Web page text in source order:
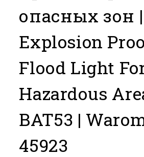
опасных зон |
Explosion
Flood Light
Hazardous
BAT53 |
45923